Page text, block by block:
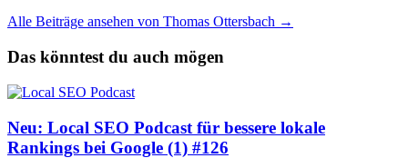
Alle Beiträge ansehen von Thomas Ottersbach →
Das könntest du auch mögen
Neu: Local SEO Podcast für bessere lokale
Rankings bei Google (1) #126